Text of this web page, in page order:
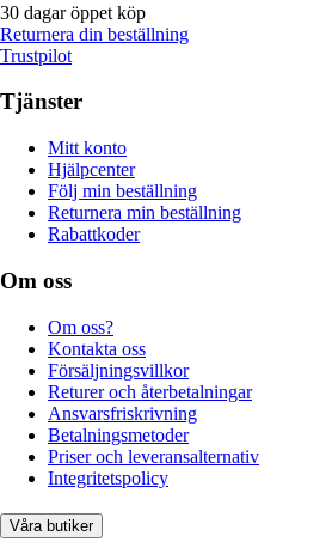
30 dagar öppet köp
Returnera din beställning
Trustpilot
Tjänster
Mitt konto
Hjälpcenter
Följ min beställning
Returnera min beställning
Rabattkoder
Om oss
Om oss?
Kontakta oss
Försäljningsvillkor
Returer och återbetalningar
Ansvarsfriskrivning
Betalningsmetoder
Priser och leveransalternativ
Integritetspolicy
Våra butiker